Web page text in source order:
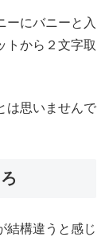
ーにバニーと入
トから２文字取
は思いませんで
結構違うと感じ